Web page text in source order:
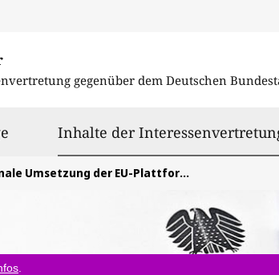
gegenüber dem Deutschen
Inhalte der
Umsetzung der EU-Plattformrichtlinie